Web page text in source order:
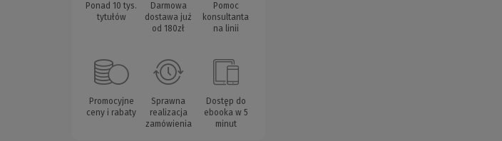
Ponad 10 tys.
tytułów
Darmowa
dostawa już
od 180zł
Pomoc
konsultanta
na linii
Promocyjne
ceny i rabaty
Sprawna
realizacja
zamówienia
Dostęp do
ebooka w 5
minut